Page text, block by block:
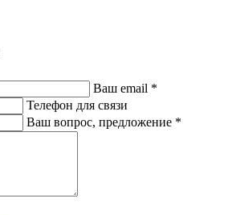
Ваш email *
Телефон для связи
Ваш вопрос, предложение *